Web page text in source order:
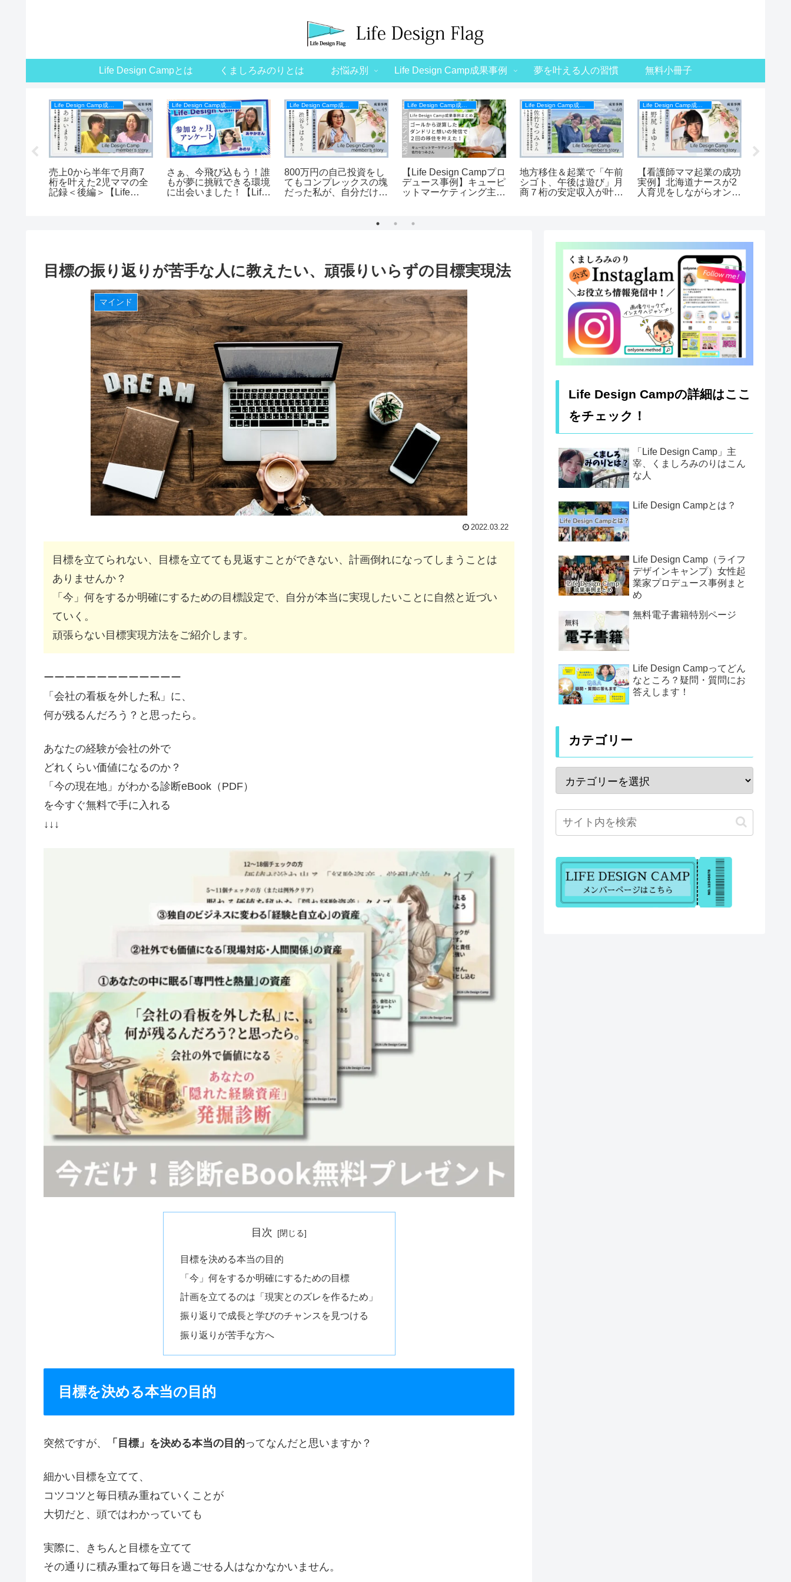
Life Design Campとは くましろみのりとは お悩み別 Life Design Camp成果事例 夢を叶える人の習慣 無料小冊子
Life Design Camp成果事例
売上0から半年で月商7
桁を叶えた2児ママの全
記録＜後編＞【Life
Life Design Camp成果事例
さぁ、今飛び込もう！誰
もが夢に挑戦できる環境
に出会いました！【Life
Life Design Camp成果事例
800万円の自己投資をし
てもコンプレックスの塊
だった私が、自分だけの
Life Design Camp成果事例
【Life Design Campプロ
デュース事例】キューピ
ットマーケティング主宰
Life Design Camp成果事例
地方移住＆起業で「午前
シゴト、午後は遊び」月
商７桁の安定収入が叶っ
Life Design Camp成果事例
【看護師ママ起業の成功
実例】北海道ナースが2
人育児をしながらオンラ
目標の振り返りが苦手な人に教えたい、頑張りいらずの目標実現法
マインド
2022.03.22
目標を立てられない、目標を立てても見返すことができない、計画倒れになってしまうことは
ありませんか？
「今」何をするか明確にするための目標設定で、自分が本当に実現したいことに自然と近づい
ていく。
頑張らない目標実現方法をご紹介します。
ーーーーーーーーーーーーー
「会社の看板を外した私」に、
何が残るんだろう？と思ったら。
あなたの経験が会社の外で
どれくらい価値になるのか？
「今の現在地」がわかる診断eBook（PDF）
を今すぐ無料で手に入れる
↓↓↓
目次
目標を決める本当の目的
「今」何をするか明確にするための目標
計画を立てるのは「現実とのズレを作るため」
振り返りで成長と学びのチャンスを見つける
振り返りが苦手な方へ
目標を決める本当の目的
突然ですが、 「目標」を決める本当の目的ってなんだと思いますか？
細かい目標を立てて、
コツコツと毎日積み重ねていくことが
大切だと、頭ではわかっていても
実際に、きちんと目標を立てて
その通りに積み重ねて毎日を過ごせる人はなかなかいません。
Life Design Campの詳細はここ
をチェック！
「Life Design Camp」主
宰、くましろみのりはこん
な人
Life Design Campとは？
Life Design Camp（ライフ
デザインキャンプ）女性起
業家プロデュース事例まと
め
無料電子書籍特別ページ
Life Design Campってどん
なところ？疑問・質問にお
答えします！
カテゴリー